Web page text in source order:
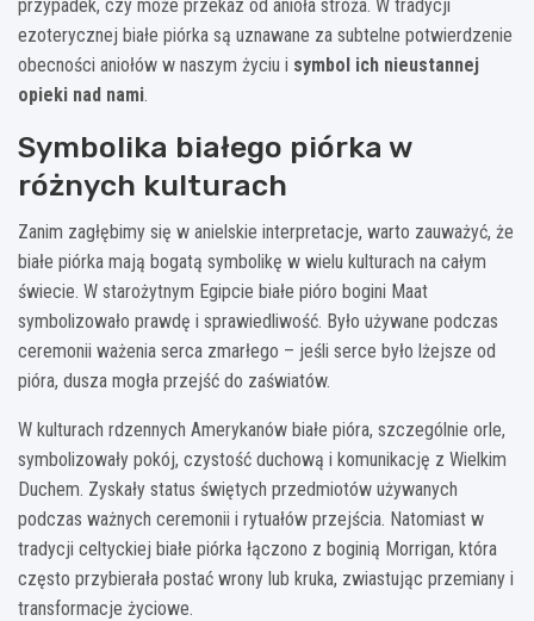
przypadek, czy może przekaz od anioła stróża. W tradycji
ezoterycznej białe piórka są uznawane za subtelne potwierdzenie
obecności aniołów w naszym życiu i symbol ich nieustannej
opieki nad nami.
Symbolika białego piórka w
różnych kulturach
Zanim zagłębimy się w anielskie interpretacje, warto zauważyć, że
białe piórka mają bogatą symbolikę w wielu kulturach na całym
świecie. W starożytnym Egipcie białe pióro bogini Maat
symbolizowało prawdę i sprawiedliwość. Było używane podczas
ceremonii ważenia serca zmarłego – jeśli serce było lżejsze od
pióra, dusza mogła przejść do zaświatów.
W kulturach rdzennych Amerykanów białe pióra, szczególnie orle,
symbolizowały pokój, czystość duchową i komunikację z Wielkim
Duchem. Zyskały status świętych przedmiotów używanych
podczas ważnych ceremonii i rytuałów przejścia. Natomiast w
tradycji celtyckiej białe piórka łączono z boginią Morrigan, która
często przybierała postać wrony lub kruka, zwiastując przemiany i
transformacje życiowe.